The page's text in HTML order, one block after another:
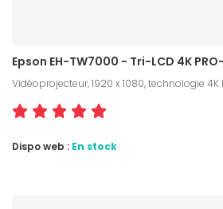
Epson EH-TW7000 - Tri-LCD 4K
Vidéoprojecteur, 1920 x 1080, technologie 4K
Dispo web : En stock